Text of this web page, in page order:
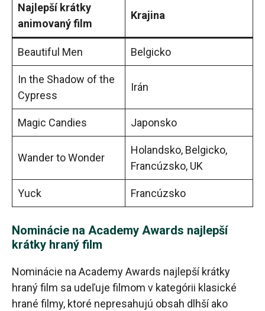
Najlepší krátky
animovaný film
Krajina
Beautiful Men Belgicko
In the Shadow of the
Cypress
Irán
Magic Candies Japonsko
Wander to Wonder
Holandsko, Belgicko,
Francúzsko, UK
Yuck Francúzsko
Nominácie na Academy Awards najlepší
krátky hraný film
Nominácie na Academy Awards najlepší krátky
hraný film sa udeľuje filmom v kategórii klasické
hrané filmy, ktoré nepresahujú obsah dlhší ako